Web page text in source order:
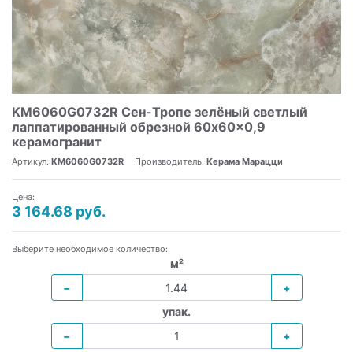
KM6060G0732R Сен-Тропе зелёный светлый
лаппатированный обрезной 60x60x0,9
керамогранит
Артикул: KM6060G0732R Производитель: Керама Марацци
Цена:
3 164.68 руб.
Выберите необходимое количество:
м²
−
+
упак.
−
+